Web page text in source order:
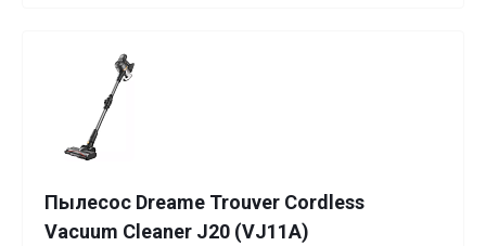
Пылесос Dreame Trouver Cordless
Vacuum Cleaner J20 (VJ11A)